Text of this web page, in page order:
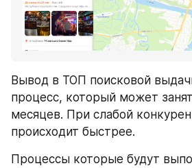
Вывод в ТОП поисковой
процесс, который может
месяцев. При слабой
происходит быстрее.
Процессы которые будут